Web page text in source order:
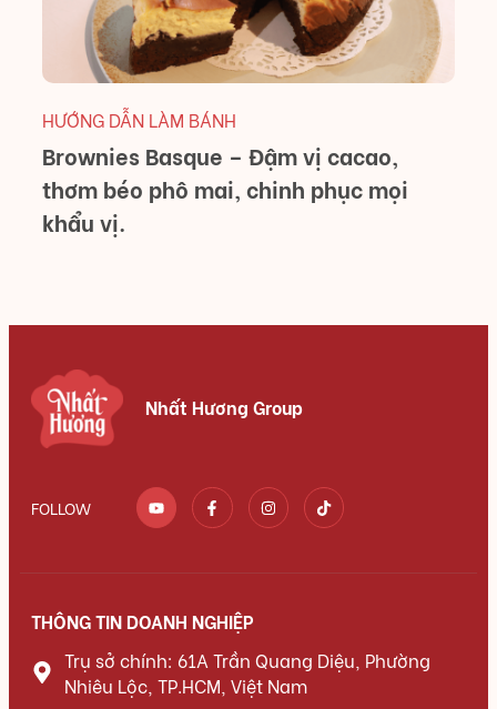
HƯỚNG DẪN LÀM BÁNH
Brownies Basque – Đậm vị cacao,
thơm béo phô mai, chinh phục mọi
khẩu vị.
Nhất Hương Group
FOLLOW
THÔNG TIN DOANH NGHIỆP
Trụ sở chính: 61A Trần Quang Diệu, Phường
Nhiêu Lộc, TP.HCM, Việt Nam